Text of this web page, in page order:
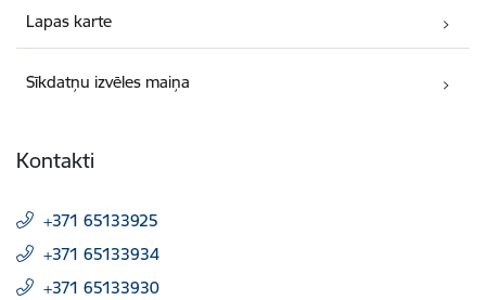
Lapas karte
Sīkdatņu izvēles maiņa
Kontakti
+371 65133925
+371 65133934
+371 65133930